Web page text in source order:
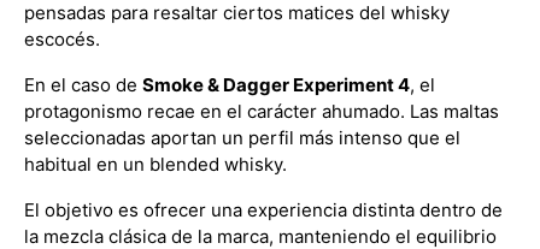
pensadas para resaltar ciertos matices del whisky
escocés.
En el caso de Smoke & Dagger Experiment 4, el
protagonismo recae en el carácter ahumado. Las maltas
seleccionadas aportan un perfil más intenso que el
habitual en un blended whisky.
El objetivo es ofrecer una experiencia distinta dentro de
la mezcla clásica de la marca, manteniendo el equilibrio